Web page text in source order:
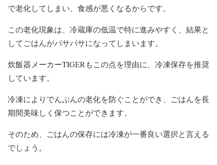
で老化してしまい、食感が悪くなるからです。
この老化現象は、冷蔵庫の低温で特に進みやすく、結果と
してごはんがパサパサになってしまいます。
炊飯器メーカーTIGERもこの点を理由に、冷凍保存を推奨
しています。
冷凍によりでんぷんの老化を防ぐことができ、ごはんを長
期間美味しく保つことができます。
そのため、ごはんの保存には冷凍が一番良い選択と言える
でしょう。